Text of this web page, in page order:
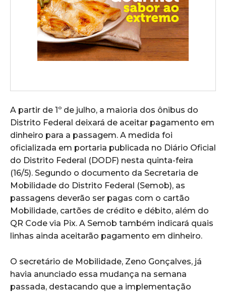
A partir de 1º de julho, a maioria dos ônibus do
Distrito Federal deixará de aceitar pagamento em
dinheiro para a passagem. A medida foi
oficializada em portaria publicada no Diário Oficial
do Distrito Federal (DODF) nesta quinta-feira
(16/5). Segundo o documento da Secretaria de
Mobilidade do Distrito Federal (Semob), as
passagens deverão ser pagas com o cartão
Mobilidade, cartões de crédito e débito, além do
QR Code via Pix. A Semob também indicará quais
linhas ainda aceitarão pagamento em dinheiro.
O secretário de Mobilidade, Zeno Gonçalves, já
havia anunciado essa mudança na semana
passada, destacando que a implementação